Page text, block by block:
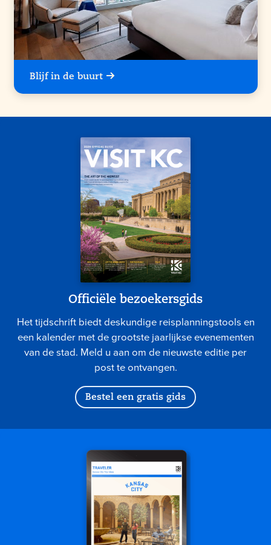
Blijf in de buurt
Officiële bezoekersgids
Het tijdschrift biedt deskundige reisplanningstools en
een kalender met de grootste jaarlijkse evenementen
van de stad. Meld u aan om de nieuwste editie per
post te ontvangen.
Bestel een gratis gids